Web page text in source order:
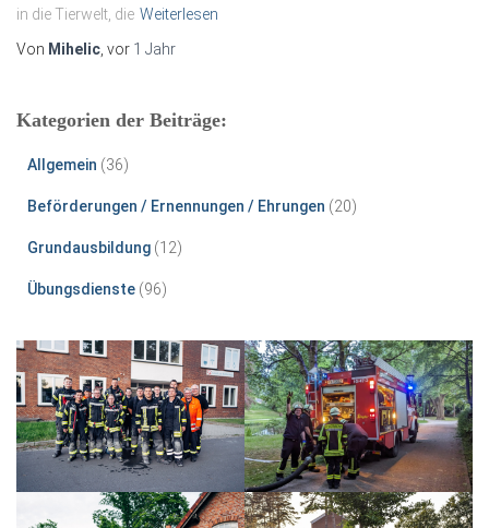
in die Tierwelt, die Weiterlesen
Von Mihelic , vor 1 Jahr
Kategorien der Beiträge:
Allgemein (36)
Beförderungen / Ernennungen / Ehrungen (20)
Grundausbildung (12)
Übungsdienste (96)